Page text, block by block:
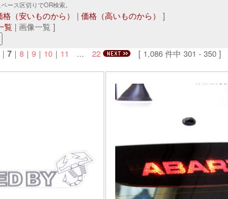
ース区切りでOR検索。
格（安いものから） | 価格（高いものから）
]
覧 | 画像一覧 ]
｜ 7 ｜ 8 ｜ 9 ｜ 10 ｜ 11 ... 22 [ 1,086 件中 301 - 350 ]